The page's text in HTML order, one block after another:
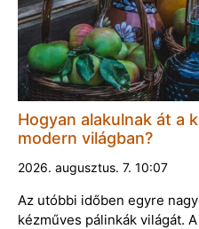
Hogyan alakulnak át a
modern világban?
2026. augusztus. 7. 10:07
Az utóbbi időben egyre
kézműves pálinkák világát.